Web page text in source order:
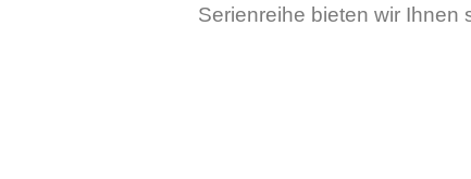
Serienreihe bieten wir Ihnen